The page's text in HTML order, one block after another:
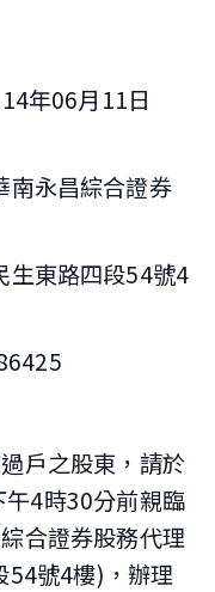
年06月11日
南永昌綜合證券
生東路四段54號4
戶之股東，請於
4時30分前親臨
合證券股務代理
54號4樓)，辦理